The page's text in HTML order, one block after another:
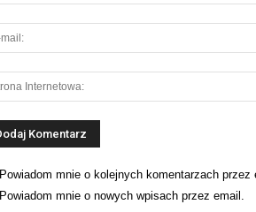
Powiadom mnie o kolejnych komentarzach przez
Powiadom mnie o nowych wpisach przez email.